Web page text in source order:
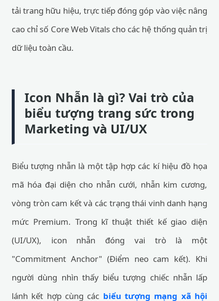
tải trang hữu hiệu, trực tiếp đóng góp vào việc nâng
cao chỉ số Core Web Vitals cho các hệ thống quản trị
dữ liệu toàn cầu.
Icon Nhẫn là gì? Vai trò của
biểu tượng trang sức trong
Marketing và UI/UX
Biểu tượng nhẫn là một tập hợp các kí hiệu đồ họa
mã hóa đại diện cho nhẫn cưới, nhẫn kim cương,
vòng tròn cam kết và các trạng thái vinh danh hạng
mức Premium. Trong kĩ thuật thiết kế giao diện
(UI/UX), icon nhẫn đóng vai trò là một
"Commitment Anchor" (Điểm neo cam kết). Khi
người dùng nhìn thấy biểu tượng chiếc nhẫn lấp
lánh kết hợp cùng các biểu tượng mạng xã hội